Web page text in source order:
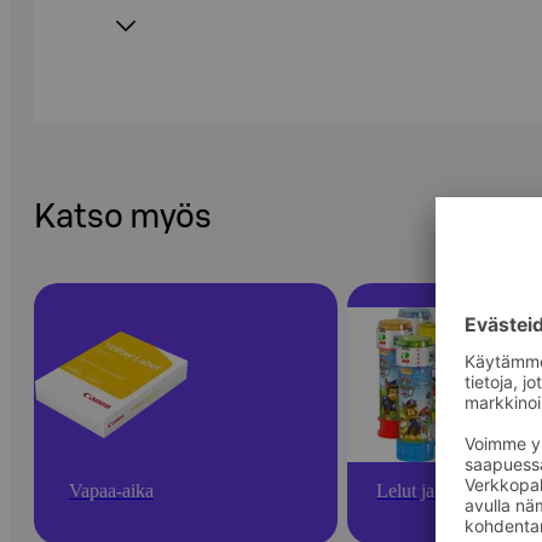
Katso myös
Vapaa-aika Lelut ja pelit